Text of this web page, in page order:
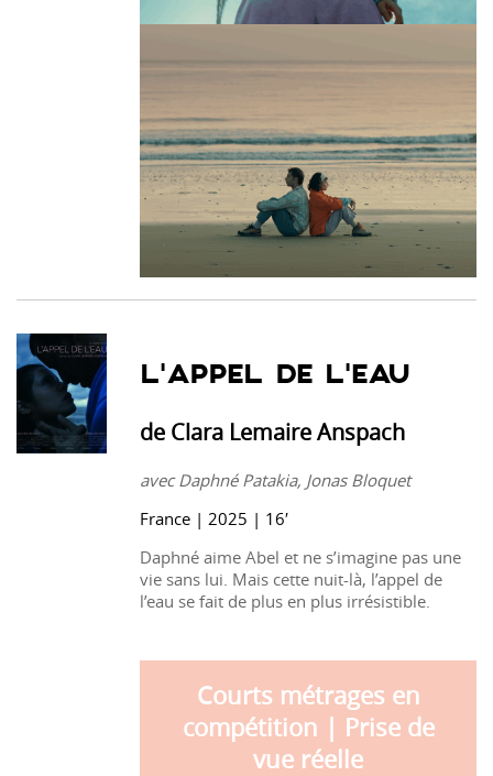
L’APPEL DE L’EAU
de Clara Lemaire Anspach
avec Daphné Patakia, Jonas Bloquet
France | 2025 | 16′
Daphné aime Abel et ne s’imagine pas une
vie sans lui. Mais cette nuit-là, l’appel de
l’eau se fait de plus en plus irrésistible.
Courts métrages en
compétition | Prise de
vue réelle